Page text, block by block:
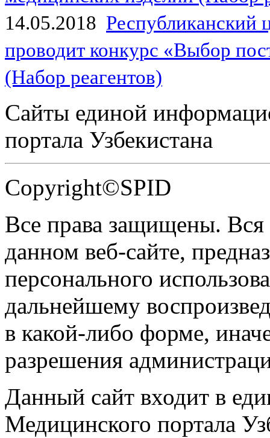
14.05.2018
проводит конкурс «Выбор
(Набор реагентов)
Сайты единой
портала Узбекистана
Copyright©SPID
Все права защищены.
данном веб-сайте,
персонального
дальнейшему
в какой-либо форме,
разрешения
Данный сайт входит в
Медицинского портала